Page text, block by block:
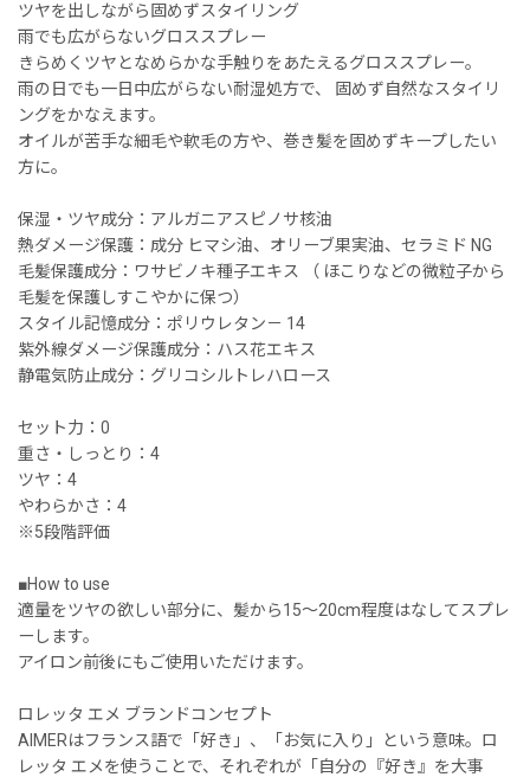
ツヤを出しながら固めずスタイリング
雨でも広がらないグロススプレー
きらめくツヤとなめらかな手触りをあたえるグロススプレー。
雨の日でも一日中広がらない耐湿処方で、 固めず自然なスタイリ
ングをかなえます。
オイルが苦手な細毛や軟毛の方や、巻き髪を固めずキープしたい
方に。
保湿・ツヤ成分：アルガニアスピノサ核油
熱ダメージ保護：成分 ヒマシ油、オリーブ果実油、セラミド NG
毛髪保護成分：ワサビノキ種子エキス （ ほこりなどの微粒子から
毛髪を保護しすこやかに保つ）
スタイル記憶成分：ポリウレタン－ 14
紫外線ダメージ保護成分：ハス花エキス
静電気防止成分：グリコシルトレハロース
セット力：0
重さ・しっとり：4
ツヤ：4
やわらかさ：4
※5段階評価
■How to use
適量をツヤの欲しい部分に、髪から15〜20cm程度はなしてスプレ
ーします。
アイロン前後にもご使用いただけます。
ロレッタ エメ ブランドコンセプト
AIMERはフランス語で「好き」、「お気に入り」という意味。ロ
レッタ エメを使うことで、それぞれが「自分の『好き』を大事